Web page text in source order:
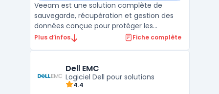
Veeam est une solution complète de
sauvegarde, récupération et gestion des
données conçue pour protéger les
infrastructures d'entreprise à travers des
Veeam offre une protection continue des
données, garantissant la di ...
Plus d’infos Fiche complète
Dell EMC
Logiciel Dell pour solutions
4.4